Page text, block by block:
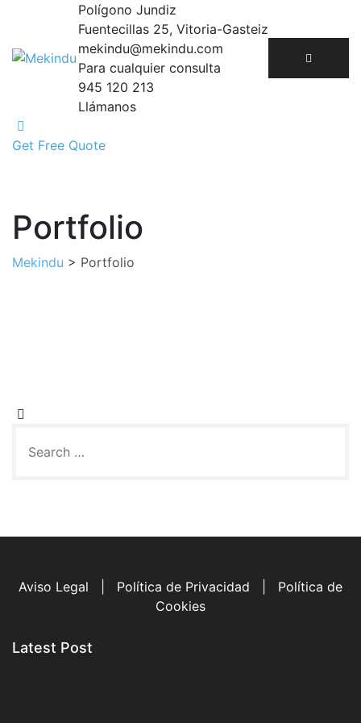
content
Polígono Jundiz
Fuentecillas 25, Vitoria-Gasteiz
mekindu@mekindu.com
Para cualquier consulta
945 120 213
Llámanos
Get Free Quote
Portfolio
Mekindu > Portfolio
Aviso Legal Política de Privacidad
Política de
Cookies
Latest Post